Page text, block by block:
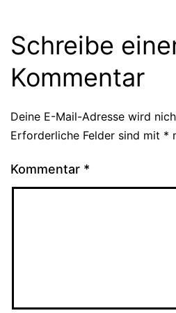
Schreibe
Kommentar
Deine E-Mail-Adresse wird
Erforderliche Felder sind mit *
Kommentar *